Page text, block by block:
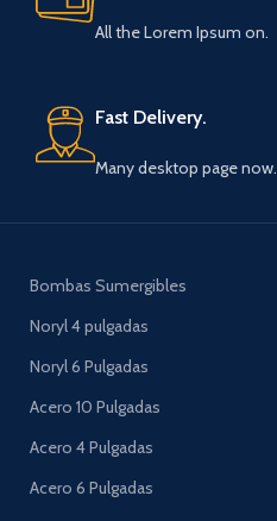
All the Lorem Ipsum on.
Fast Delivery.
Many desktop page now.
Bombas Sumergibles
Noryl 4 pulgadas
Noryl 6 Pulgadas
Acero 10 Pulgadas
Acero 4 Pulgadas
Acero 6 Pulgadas